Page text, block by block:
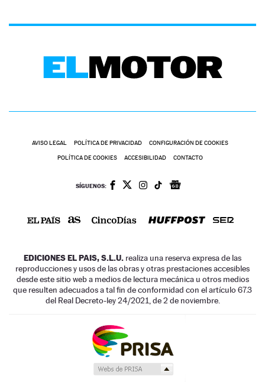
AVISO LEGAL POLÍTICA DE PRIVACIDAD CONFIGURACIÓN DE COOKIES
POLÍTICA DE COOKIES ACCESIBILIDAD CONTACTO
SÍGUENOS:
EDICIONES EL PAIS, S.L.U. realiza una reserva expresa de las
reproducciones y usos de las obras y otras prestaciones accesibles
desde este sitio web a medios de lectura mecánica u otros medios
que resulten adecuados a tal fin de conformidad con el artículo 67.3
del Real Decreto-ley 24/2021, de 2 de noviembre.